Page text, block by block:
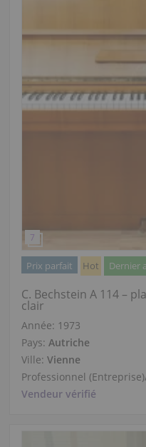
Prix parfait Hot Dernier
C. Bechstein A 114 –
clair
Année: 1973
Pays: Autriche
Ville: Vienne
Professionnel (Entreprise)
Vendeur vérifié